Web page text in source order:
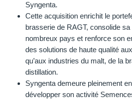
Syngenta.
Cette acquisition enrichit le
brasserie de RAGT, consolide
nombreux pays et renforce son
des solutions de haute qualité
qu’aux industries du malt, de la
distillation.
Syngenta demeure pleinement
développer son activité